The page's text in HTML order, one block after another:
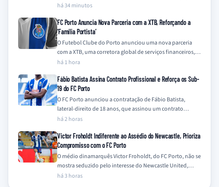
equipa…
há 34 minutos
FC Porto Anuncia Nova Parceria com a XTB, Reforçando a
‘Família Portista’
O Futebol Clube do Porto anunciou uma nova parceria
com a XTB, uma corretora global de serviços financeiros,
integrando a empresa na…
há 1 hora
Fábio Batista Assina Contrato Profissional e Reforça os Sub-
19 do FC Porto
O FC Porto anunciou a contratação de Fábio Batista,
lateral-direito de 18 anos, que assinou um contrato
profissional com o clube e…
há 2 horas
Victor Froholdt Indiferente ao Assédio do Newcastle, Prioriza
Compromisso com o FC Porto
O médio dinamarquês Victor Froholdt, do FC Porto, não se
mostra seduzido pelo interesse do Newcastle United,
mantendo-se focado no seu compromisso…
há 3 horas